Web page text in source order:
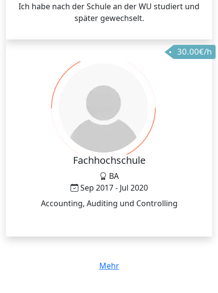
Ich habe nach der Schule an der WU studiert und
später gewechselt.
30.00€/h
Fachhochschule
BA
Sep 2017 - Jul 2020
Accounting, Auditing und Controlling
Mehr